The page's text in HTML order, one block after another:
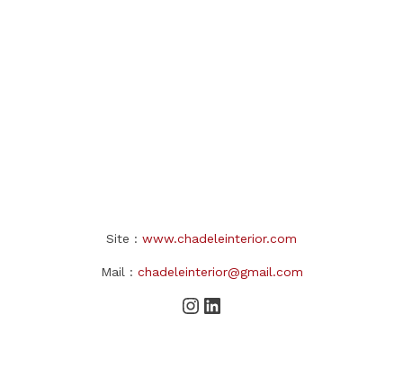
Site : www.chadeleinterior.com
Mail : chadeleinterior@gmail.com
Instagram
LinkedIn